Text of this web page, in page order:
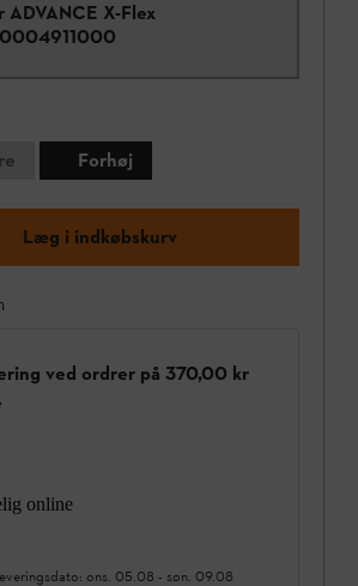
ADVANCE X-Flex
Forhøj
Læg i indkøbskurv
ved ordrer på 370,00 kr
online
ons. 05.08 - søn. 09.08